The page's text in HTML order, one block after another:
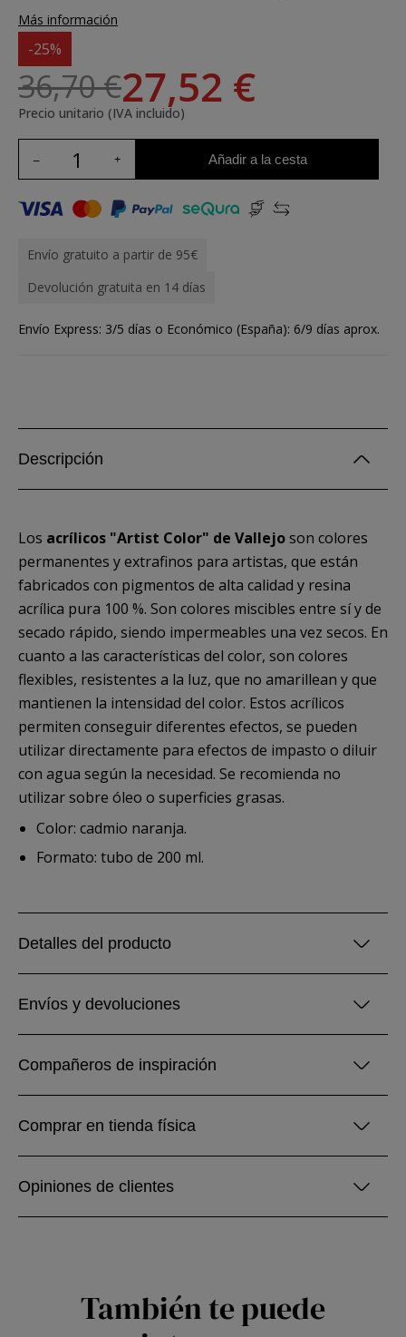
Más información
-25%
36,70 €27,52 €
Precio unitario (IVA incluido)
Añadir a la cesta
Envío gratuito a partir de 95€
Devolución gratuita en 14 días
Envío Express: 3/5 días o Económico (España): 6/9 días aprox.
Descripción
Los acrílicos "Artist Color" de Vallejoson colores
permanentes y extrafinos para artistas, que están
fabricados con pigmentos de alta calidad y resina
acrílica pura 100 %. Son colores miscibles entre sí y de
secado rápido, siendo impermeables una vez secos. En
cuanto a las características del color, son colores
flexibles, resistentes a la luz, que no amarillean y que
mantienen la intensidad del color. Estos acrílicos
permiten conseguir diferentes efectos, se pueden
utilizar directamente para efectos de impasto o diluir
con agua según la necesidad. Se recomienda no
utilizar sobre óleo o superficies grasas.
Color: cadmio naranja.
Formato: tubo de 200 ml.
Detalles del producto
Envíos y devoluciones
Compañeros de inspiración
Comprar en tienda física
Opiniones de clientes
También te puede